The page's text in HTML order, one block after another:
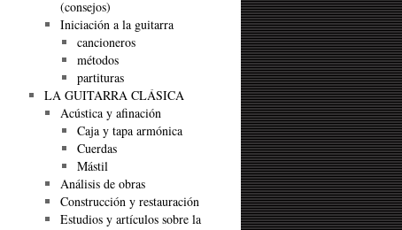
(consejos)
Iniciación a la guitarra
cancioneros
métodos
partituras
LA GUITARRA CLÁSICA
Acústica y afinación
Caja y tapa armónica
Cuerdas
Mástil
Análisis de obras
Construcción y restauración
Estudios y artículos sobre la